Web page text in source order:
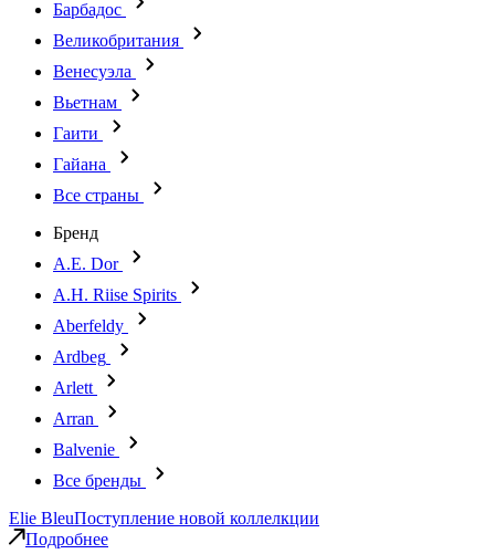
Барбадос
Великобритания
Венесуэла
Вьетнам
Гаити
Гайана
Все страны
Бренд
A.E. Dor
A.H. Riise Spirits
Aberfeldy
Ardbeg
Arlett
Arran
Balvenie
Все бренды
Elie BleuПоступление новой коллелкции
Подробнее